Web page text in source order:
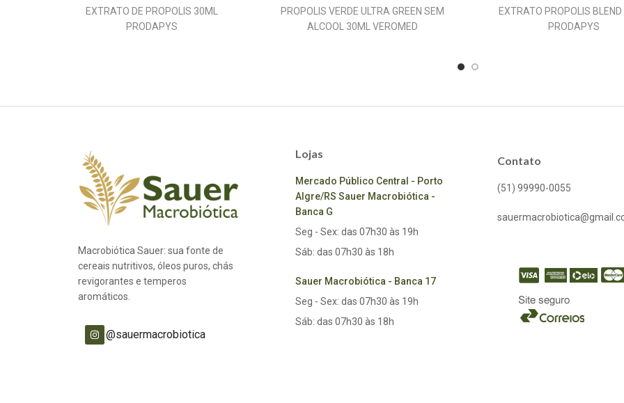
EXTRATO DE PROPOLIS 30ML
PRODAPYS
PROPOLIS VERDE ULTRA GREEN SEM
ALCOOL 30ML VEROMED
EXTRATO PROPOLIS BLEND
PRODAPYS
Macrobiótica Sauer: sua fonte de
cereais nutritivos, óleos puros, chás
revigorantes e temperos
aromáticos.
@sauermacrobiotica
Lojas
Mercado Público Central - Porto
Algre/RS Sauer Macrobiótica -
Banca G
Seg - Sex: das 07h30 às 19h
Sáb: das 07h30 às 18h
Sauer Macrobiótica - Banca 17
Seg - Sex: das 07h30 às 19h
Sáb: das 07h30 às 18h
Contato
(51) 99990-0055